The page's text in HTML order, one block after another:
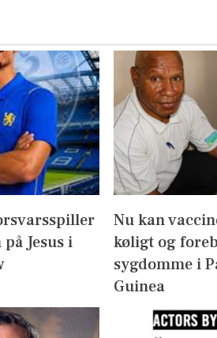
Jesus i
Nu kan
køligt og
sygdomme i
Guinea